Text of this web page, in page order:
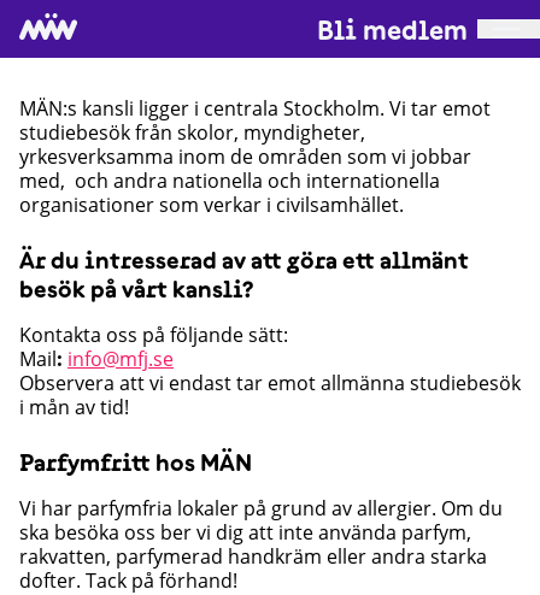
Bli medlem
MÄN:s kansli ligger i centrala Stockholm. Vi tar emot
studiebesök från skolor, myndigheter,
yrkesverksamma inom de områden som vi jobbar
med, och andra nationella och internationella
organisationer som verkar i civilsamhället.
Är du intresserad av att göra ett allmänt
besök på vårt kansli?
Kontakta oss på följande sätt:
Mail: info@mfj.se
Observera att vi endast tar emot allmänna studiebesök
i mån av tid!
Parfymfritt hos MÄN
Vi har parfymfria lokaler på grund av allergier. Om du
ska besöka oss ber vi dig att inte använda parfym,
rakvatten, parfymerad handkräm eller andra starka
dofter. Tack på förhand!